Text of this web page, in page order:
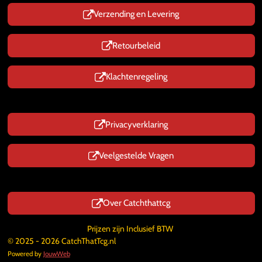
Verzending en Levering
Retourbeleid
Klachtenregeling
Privacyverklaring
Veelgestelde Vragen
Over Catchthattcg
Prijzen zijn Inclusief BTW
© 2025 - 2026 CatchThatTcg.nl
Powered by JouwWeb